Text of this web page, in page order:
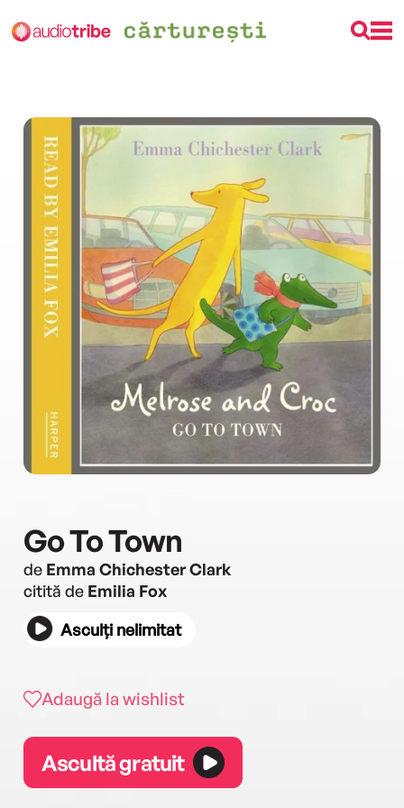
Go To Town
de Emma Chichester Clark
citită de Emilia Fox
Asculți nelimitat
Adaugă la wishlist
Ascultă gratuit